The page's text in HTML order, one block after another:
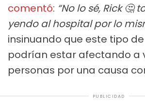
comentó: “No lo sé, Rick 🤔
yendo al hospital por lo
insinuando que este tipo
podrían estar afectando a
personas por una causa
PUBLICIDAD